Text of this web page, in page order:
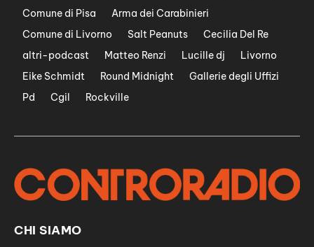
Comune di Pisa
Arma dei Carabinieri
Comune di Livorno
Salt Peanuts
Cecilia Del Re
altri-podcast
Matteo Renzi Lucille dj
Livorno
Eike Schmidt
Round Midnight
Gallerie degli Uffizi
Pd
Cgil Rockville
CHI SIAMO